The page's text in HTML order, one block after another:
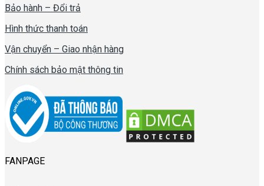
Bảo hành – Đổi trả
Hình thức thanh toán
Vận chuyển – Giao nhận hàng
Chính sách bảo mật thông tin
FANPAGE